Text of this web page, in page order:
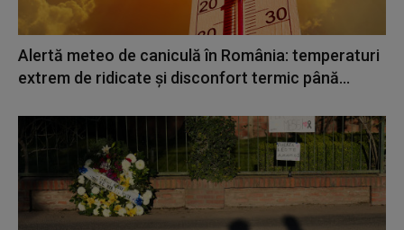
Alertă meteo de caniculă în România: temperaturi
extrem de ridicate și disconfort termic până...